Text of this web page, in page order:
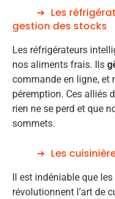
Les
gestion des stocks
Les réfrigérateurs
nos aliments frais. Ils
commande en ligne, et
péremption. Ces alliés
rien ne se perd et que
sommets.
Les
Il est indéniable que les
révolutionnent l’art de